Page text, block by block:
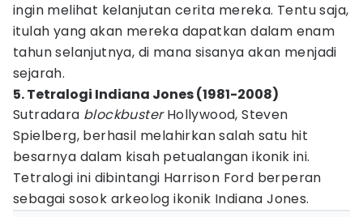
ingin melihat kelanjutan cerita mereka. Tentu saja,
itulah yang akan mereka dapatkan dalam enam
tahun selanjutnya, di mana sisanya akan menjadi
sejarah.
5. Tetralogi Indiana Jones (1981-2008)
Sutradara blockbusterHollywood, Steven
Spielberg, berhasil melahirkan salah satu hit
besarnya dalam kisah petualangan ikonik ini.
Tetralogi ini dibintangi Harrison Ford berperan
sebagai sosok arkeolog ikonik Indiana Jones.